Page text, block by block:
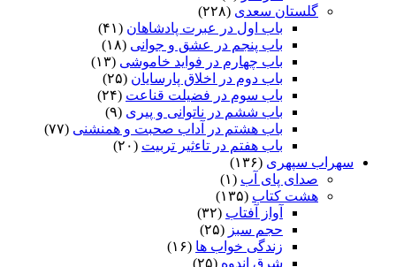
گلستان سعدی (۲۲۸)
باب اول در عبرت پادشاهان (۴۱)
باب پنجم در عشق و جوانى (۱۸)
باب چهارم در فواید خاموشى (۱۳)
باب دوم در اخلاق پارسایان (۲۵)
باب سوم در فضیلت قناعت (۲۴)
باب ششم در ناتوانى و پیرى (۹)
باب هشتم در آداب صحبت و همنشنى (۷۷)
باب هفتم در تاءثیر تربیت (۲۰)
سهراب سپهری (۱۳۶)
صدای پای آب (۱)
هشت کتاب (۱۳۵)
آواز آفتاب (۳۲)
حجم سبز (۲۵)
زندگی خواب ها (۱۶)
شرق اندوه (۲۵)